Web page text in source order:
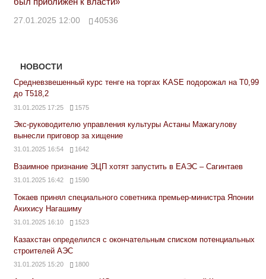
27.01.2025 12:00 40536
НОВОСТИ
Средневзвешенный курс тенге на торгах KASE подорожал на Т0,99
до Т518,2
31.01.2025 17:25 1575
Экс-руководителю управления культуры Астаны Мажагулову
вынесли приговор за хищение
31.01.2025 16:54 1642
Взаимное признание ЭЦП хотят запустить в ЕАЭС – Сагинтаев
31.01.2025 16:42 1590
Токаев принял специального советника премьер-министра Японии
Акихису Нагашиму
31.01.2025 16:10 1523
Казахстан определился с окончательным списком потенциальных
строителей АЭС
31.01.2025 15:20 1800